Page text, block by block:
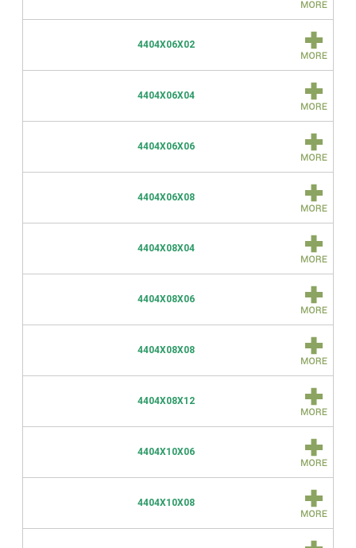
4404X06X02
4404X06X04
4404X06X06
4404X06X08
4404X08X04
4404X08X06
4404X08X08
4404X08X12
4404X10X06
4404X10X08